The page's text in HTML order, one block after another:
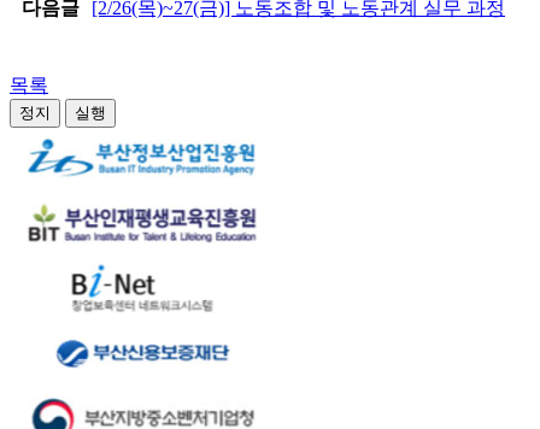
다음글
[2/26(목)~27(금)] 노동조합 및 노동관계 실무 과정
목록
정지 실행